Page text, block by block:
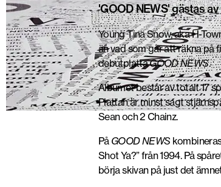
'GOOD NEWS' gästas
Young Tina Snow, aka H-
än vad som går att räkna på
debutplattaGOOD NEWS.
Albumet består av totalt 17
Plattan är minst sagt
Sean och 2 Chainz.
På GOOD NEWS
Shot Ya?” från 1994. På
börja skivan på just det